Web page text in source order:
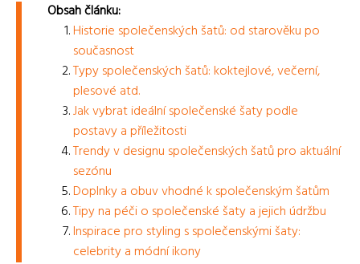
Obsah článku:
Historie společenských šatů: od starověku po
současnost
Typy společenských šatů: koktejlové, večerní,
plesové atd.
Jak vybrat ideální společenské šaty podle
postavy a příležitosti
Trendy v designu společenských šatů pro aktuální
sezónu
Doplnky a obuv vhodné k společenským šatům
Tipy na péči o společenské šaty a jejich údržbu
Inspirace pro styling s společenskými šaty:
celebrity a módní ikony